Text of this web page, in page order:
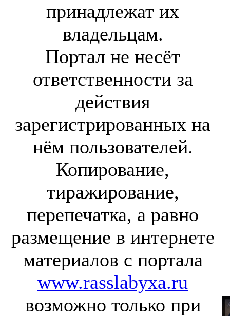
принадлежат их
владельцам.
Портал не несёт
ответственности за
действия
зарегистрированных на
нём пользователей.
Копирование,
тиражирование,
перепечатка, а равно
размещение в интернете
материалов с портала
www.rasslabyxa.ru
возможно только при